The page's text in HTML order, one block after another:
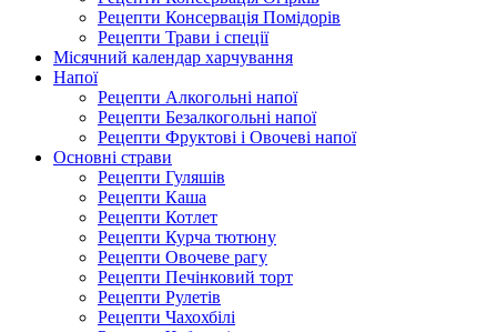
Рецепти Консервація Помідорів
Рецепти Трави і спеції
Місячний календар харчування
Напої
Рецепти Алкогольні напої
Рецепти Безалкогольні напої
Рецепти Фруктові і Овочеві напої
Основні страви
Рецепти Гуляшів
Рецепти Каша
Рецепти Котлет
Рецепти Курча тютюну
Рецепти Овочеве рагу
Рецепти Печінковий торт
Рецепти Рулетів
Рецепти Чахохбілі